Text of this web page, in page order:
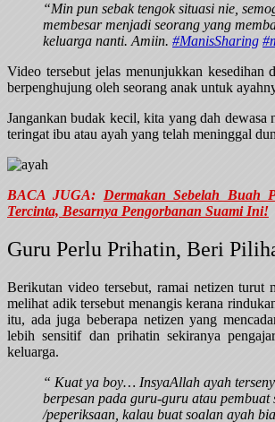
“Min pun sebak tengok situasi nie ,
membesar menjadi seorang yang
keluarga nanti. Amiin. #ManisSharing
Video tersebut jelas menunjukkan kesedihan
berpenghujung oleh seorang anak untuk
Jangankan budak kecil, kita yang dah dewasa
teringat ibu atau ayah yang telah meninggal
BACA JUGA: Dermakan Sebelah Buah
Tercinta, Besarnya Pengorbanan Suami Ini!
Guru Perlu Prihatin, Beri
Berikutan video tersebut, ramai netizen turut
melihat adik tersebut menangis kerana
itu, ada juga beberapa netizen yang
lebih sensitif dan prihatin sekiranya
keluarga.
“ Kuat ya boy… InsyaAllah ayah
berpesan pada guru-guru atau pembuat
/peperiksaan, kalau buat soalan ayah